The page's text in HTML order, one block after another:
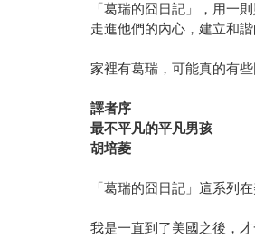
「葛瑞的囧日記」，用一
走進他們的內心，建立和諧
家裡有葛瑞，可能真的有
譯者序
最不平凡的平凡男孩
胡培菱
「葛瑞的囧日記」這系列
我是一直到了美國之後，